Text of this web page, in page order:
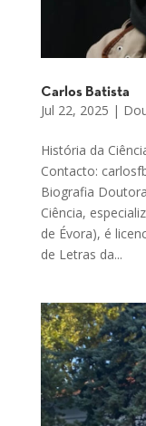
Carlos Batista
Jul 22, 2025 |
História da
Contacto:
Biografia
Ciência,
de Évora), é
de Letras da...